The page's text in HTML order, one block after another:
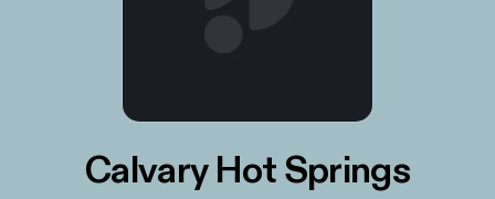
Calvary Hot Springs